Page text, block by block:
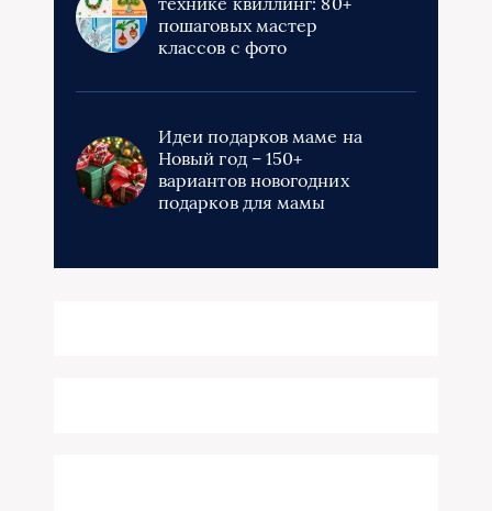
пошаговых мастер
классов с фото
Идеи подарков маме на
Новый год – 150+
вариантов новогодних
подарков для мамы